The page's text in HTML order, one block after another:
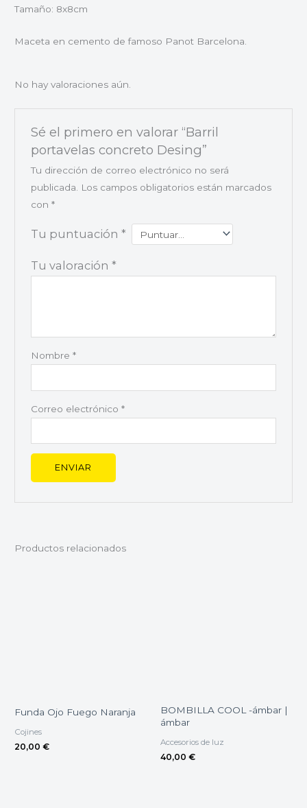
Tamaño: 8x8cm
Maceta en cemento de famoso Panot Barcelona.
No hay valoraciones aún.
Sé el primero en valorar “Barril
portavelas concreto Desing”
Tu dirección de correo electrónico no será
publicada.
Los campos obligatorios están marcados
con *
Tu puntuación *
Tu valoración *
Nombre *
Correo electrónico *
Productos relacionados
Funda Ojo Fuego Naranja
Cojines
20,00 €
BOMBILLA COOL -ámbar |
ámbar
Accesorios de luz
40,00 €